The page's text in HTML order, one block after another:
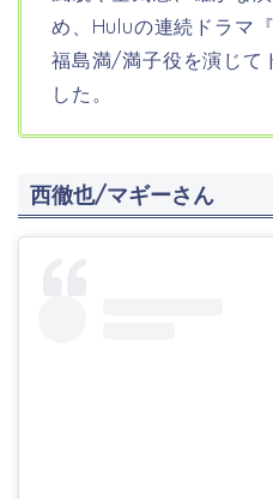
め、Huluの連続ドラマ
福島満/満子役を演じて
した。
西徹也/マギーさん